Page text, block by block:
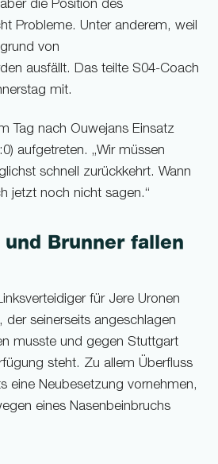
die Position des
Probleme. Unter anderem, weil
von
ausfällt. Das teilte S04-Coach
mit.
Tag nach Ouwejans Einsatz
aufgetreten. „Wir müssen
schnell zurückkehrt. Wann
jetzt noch nicht sagen.“
und Brunner fallen
für Jere Uronen
seinerseits angeschlagen
musste und gegen Stuttgart
steht. Zu allem Überfluss
eine Neubesetzung vornehmen,
eines Nasenbeinbruchs